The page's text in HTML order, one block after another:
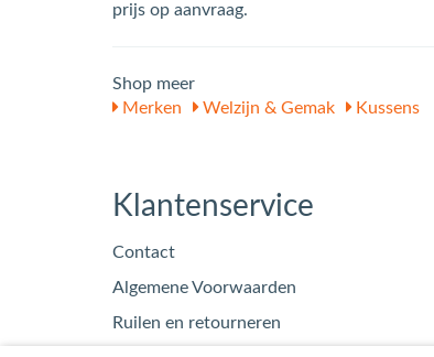
prijs op aanvraag.
Shop meer
Merken
Welzijn & Gemak Kussens
Klantenservice
Contact
Algemene Voorwaarden
Ruilen en retourneren